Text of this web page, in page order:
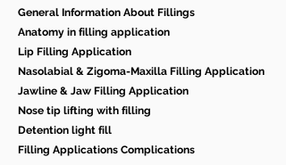
General Information About Fillings
Anatomy in filling application
Lip Filling Application
Nasolabial & Zigoma-Maxilla Filling Application
Jawline & Jaw Filling Application
Nose tip lifting with filling
Detention light fill
Filling Applications Complications